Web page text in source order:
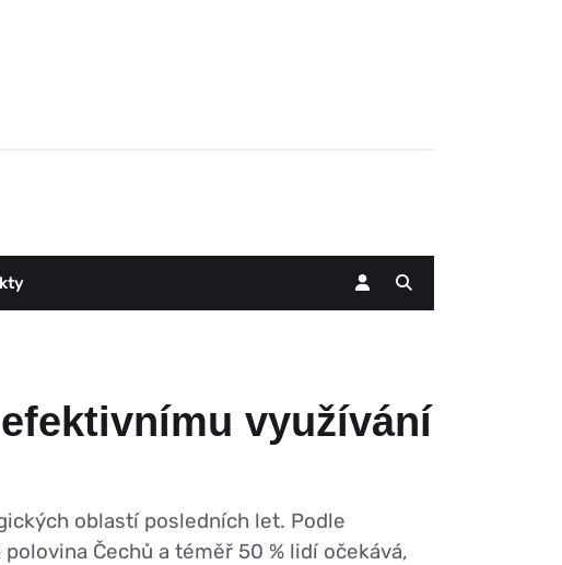
využívání
oblastí posledních let. Podle
Čechů a téměř 50 % lidí očekává,